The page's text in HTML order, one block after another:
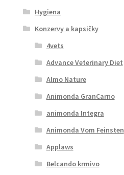
Hygiena
Konzervy a kapsičky
4vets
Advance Veterinary Diet
Almo Nature
Animonda GranCarno
animonda Integra
Animonda Vom Feinsten
Applaws
Belcando krmivo